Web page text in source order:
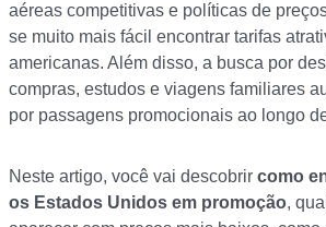
aéreas competitivas e políticas de
se muito mais fácil encontrar tarifas
americanas. Além disso, a busca por
compras, estudos e viagens familiares
por passagens promocionais ao longo
Neste artigo, você vai descobrir como
os Estados Unidos em promoção,